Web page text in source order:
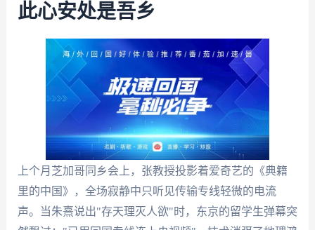
此心安处是吾乡
上个月芝加哥同乡会上，张教授投影着爱奇艺的《典籍
里的中国》，全场寂静中只听见传输专线轻微的电流
声。当朱熹说出"存天理灭人欲"时，东京的留学生弹幕突